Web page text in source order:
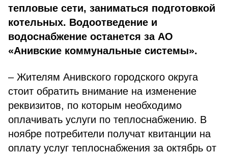
тепловые сети, заниматься подготовкой
котельных. Водоотведение и
водоснабжение останется за АО
«Анивские коммунальные системы».
– Жителям Анивского городского округа
стоит обратить внимание на изменение
реквизитов, по которым необходимо
оплачивать услуги по теплоснабжению. В
ноябре потребители получат квитанции на
оплату услуг теплоснабжения за октябрь от